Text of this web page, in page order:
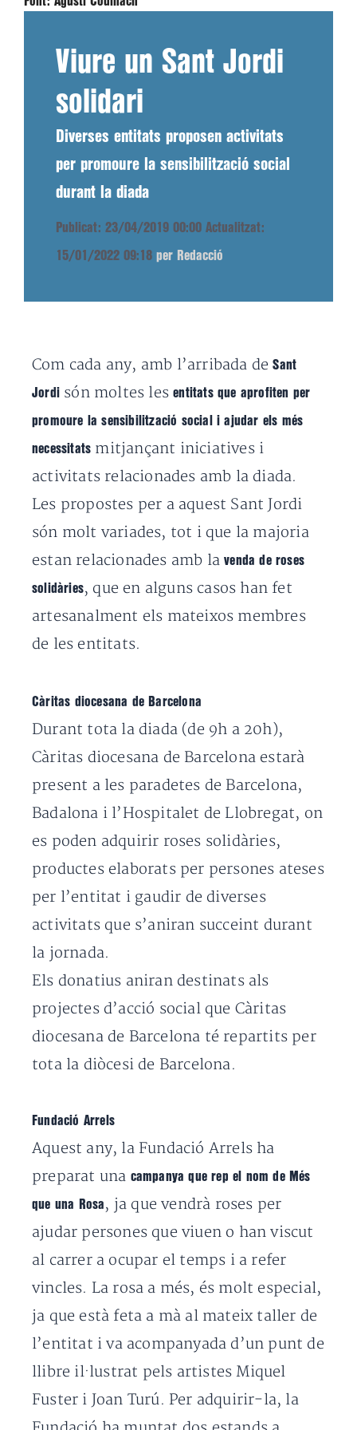
Viure un Sant Jordi
solidari
Diverses entitats proposen activitats
per promoure la sensibilització social
durant la diada
Publicat: 23/04/2019 00:00 Actualitzat:
15/01/2022 09:18 per Redacció
Com cada any, amb l’arribada de Sant
Jordi són moltes lesentitats que aprofiten per
promoure la sensibilització social i ajudar els més
necessitats mitjançant iniciatives i
activitats relacionades amb la diada.
Les propostes per a aquest Sant Jordi
són molt variades, tot i que la majoria
estan relacionades amb lavenda de roses
solidàries, que en alguns casos han fet
artesanalment els mateixos membres
de les entitats.
Càritas diocesana de Barcelona
Durant tota la diada (de 9h a 20h),
Càritas diocesana de Barcelona estarà
present a les paradetes de Barcelona,
Badalona i l’Hospitalet de Llobregat, on
es poden adquirir roses solidàries,
productes elaborats per persones ateses
per l’entitat i gaudir de diverses
activitats que s’aniran succeint durant
la jornada.
Els donatius aniran destinats als
projectes d’acció social que Càritas
diocesana de Barcelona té repartits per
tota la diòcesi de Barcelona.
Fundació Arrels
Aquest any, la Fundació Arrels ha
preparat una campanya que rep el nom de Més
que una Rosa , ja que vendrà roses per
ajudar persones que viuen o han viscut
al carrer a ocupar el temps i a refer
vincles. La rosa a més, és molt especial,
ja que està feta a mà al mateix taller de
l’entitat i va acompanyada d’un punt de
llibre il·lustrat pels artistes Miquel
Fuster i Joan Turú. Per adquirir-la, la